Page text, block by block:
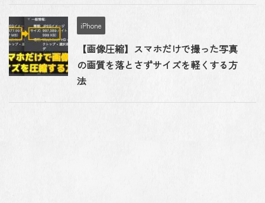
iPhone
【画像圧縮】スマホだけで撮った写真
の画質を落とさずサイズを軽くする方
法